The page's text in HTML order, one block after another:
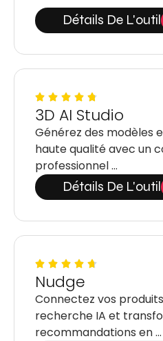
Détails De L'outil
3D AI Studio
Générez des modèles
haute qualité avec un
professionnel …
Détails De L'outil
Nudge
Connectez vos
recherche IA et
recommandations en …